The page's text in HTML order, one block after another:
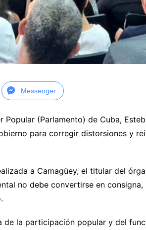
Messenger
(Parlamento) de Cuba,
para corregir distorsiones y
a Camagüey, el titular del
no debe convertirse en consigna,
la participación popular y del